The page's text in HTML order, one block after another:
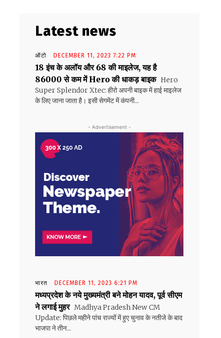
Latest news
ऑटो DECEMBER 11, 2023 7:22 PM
18 इंच के अलॉय और 68 की माइलेज, यह है
86000 से कम में Hero की धाकड़ बाइक Hero
Super Splendor Xtec: हीरो अपनी बाइक में हाई माइलेज
के लिए जाना जाता है। इसी सेगमेंट में कंपनी...
- Advertisement -
भारत DECEMBER 11, 2023 6:21 PM
मध्यप्रदेश के नये मुख्यमंत्री बने मोहन यादव, पूर्व सीएम
ने लगाई मुहर Madhya Pradesh New CM
Update: पिछले महीने पांच राज्यों में हुए चुनाव के नतीजे के बाद
भाजपा ने तीन...